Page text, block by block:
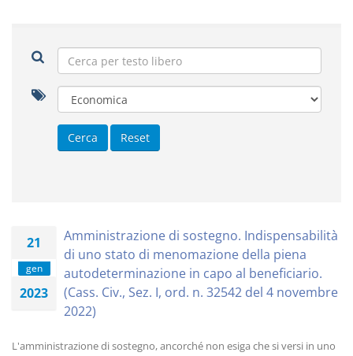
21
gen
2023
Amministrazione di sostegno. Indispensabilità
di uno stato di menomazione della piena
autodeterminazione in capo al beneficiario.
(Cass. Civ., Sez. I, ord. n. 32542 del 4 novembre
2022)
L'amministrazione di sostegno, ancorché non esiga che si versi in uno